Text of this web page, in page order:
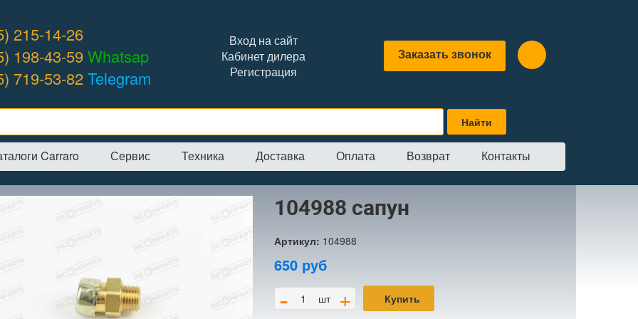
215-14-26
198-43-59Whatsap
719-53-82Telegram
Вход на сайт
Кабинет дилера
Регистрация
Заказать звонок
Carraro Сервис Техника Доставка Оплата Возврат Контакты
→Интернет-магазин →CARRARO Другие запчасти →104988 сапун
104988 сапун
Артикул: 104988
650 руб
- шт + Купить